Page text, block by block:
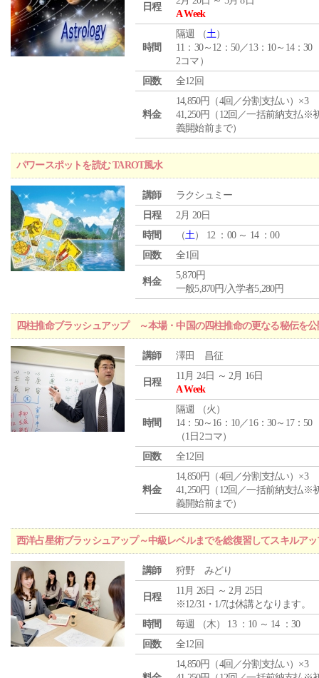
日程
A Week
時間
隔週 （土）
11：30～12：50／13：10～14：30
2コマ）
回数
全12回
料金
14,850円（4回／分割支払い）×3
41,250円（12回／一括前納支払※
義開始前まで）
パワースポットを読む TAROT風水
講師
ラクシュミー
日程
2月 20日
時間
（土） 12 ：00 ～ 14 ：00
回数
全1回
料金
5,870円
一般5,870円/入学者5,280円
四柱推命ブラッシュアップ ～本場・中国の四柱推命の更なる秘伝を
講師 澤田 昌征
日程
11月 24日 ～ 2月 16日
A Week
時間
隔週 （火 ）
14：50～16：10／16：30～17：50
（1日2コマ）
回数
全12回
料金
14,850円（4回／分割支払い）×3
41,250円（12回／一括前納支払※
義開始前まで）
西洋占星術ブラッシュアップ～中級レベルまでを総復習してスキルア
講師 狩野 みどり
日程
11月 26日 ～ 2月 25日
※12/31・1/7は休講となります。
時間
毎週 （木） 13 ：10 ～ 14 ：30
回数
全12回
14,850円（4回／分割支払い）×3